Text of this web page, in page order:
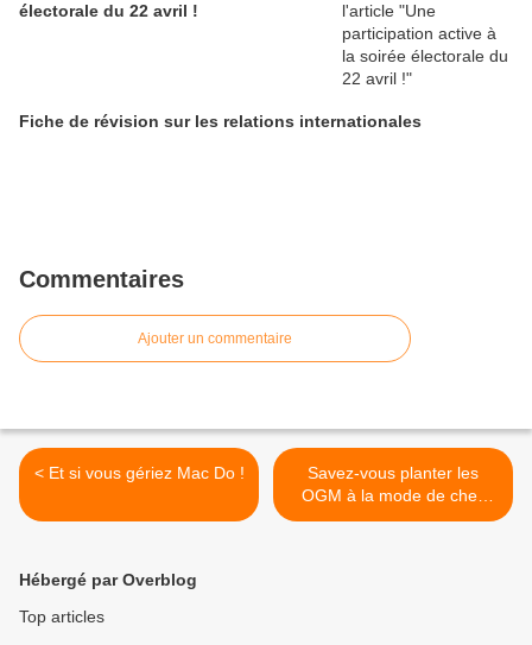
électorale du 22 avril !
Fiche de révision sur les relations internationales
Commentaires
Ajouter un commentaire
< Et si vous gériez Mac Do !
Savez-vous planter les
OGM à la mode de chez
nous ? >
Hébergé par Overblog
Top articles